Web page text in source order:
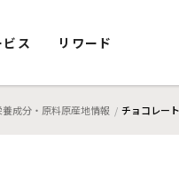
ス リワード
成分・原料原産地情報 チョコレー